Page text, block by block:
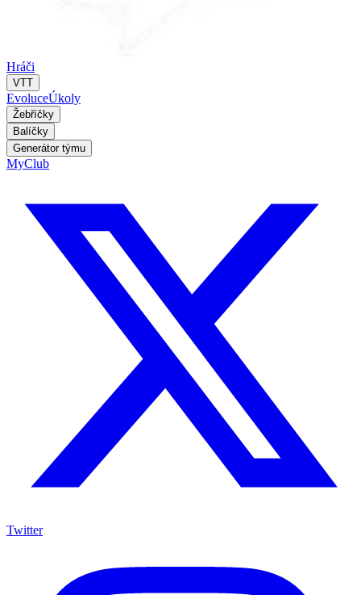
Hráči
VTT
EvoluceÚkoly
Žebříčky
Balíčky
Generátor týmu
MyClub
Twitter